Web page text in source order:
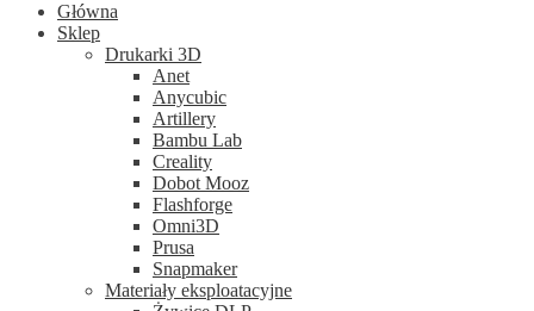
Główna
Sklep
Drukarki 3D
Anet
Anycubic
Artillery
Bambu Lab
Creality
Dobot Mooz
Flashforge
Omni3D
Prusa
Snapmaker
Materiały eksploatacyjne